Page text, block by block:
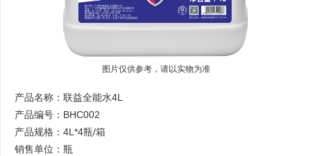
图片仅供参考，请以实物为准
产品名称：联益全能水4L
产品编号：BHC002
产品规格：4L*4瓶/箱
销售单位：瓶